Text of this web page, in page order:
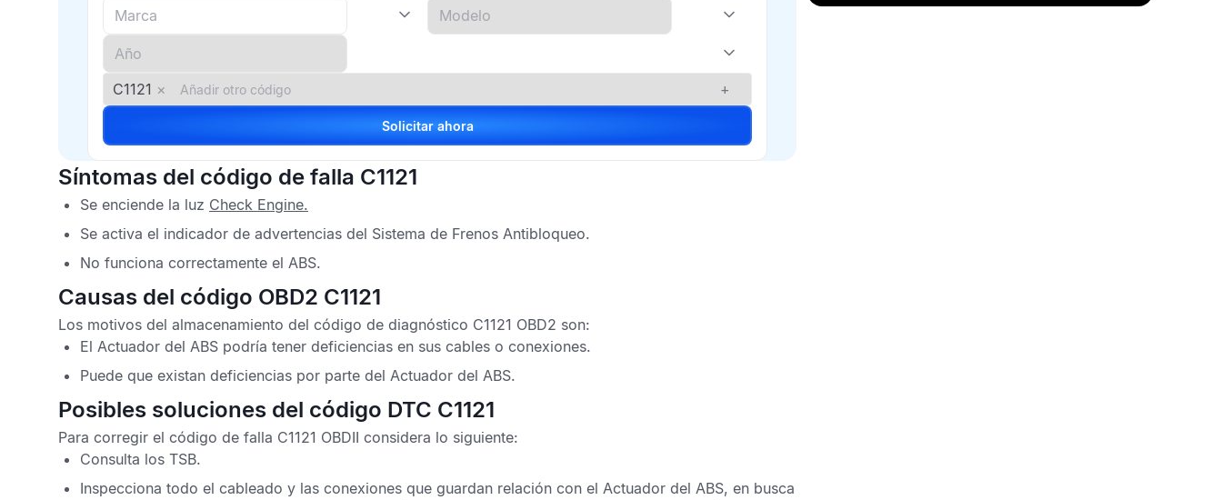
C1121 × +
Solicitar ahora
Síntomas del código de falla C1121
Se enciende la luz Check Engine.
Se activa el indicador de advertencias del Sistema de Frenos Antibloqueo.
No funciona correctamente el ABS.
Causas del código OBD2 C1121
Los motivos del almacenamiento del código de diagnóstico C1121 OBD2 son:
El Actuador del ABS podría tener deficiencias en sus cables o conexiones.
Puede que existan deficiencias por parte del Actuador del ABS.
Posibles soluciones del código DTC C1121
Para corregir el código de falla C1121 OBDII considera lo siguiente:
Consulta los TSB.
Inspecciona todo el cableado y las conexiones que guardan relación con el Actuador del ABS, en busca